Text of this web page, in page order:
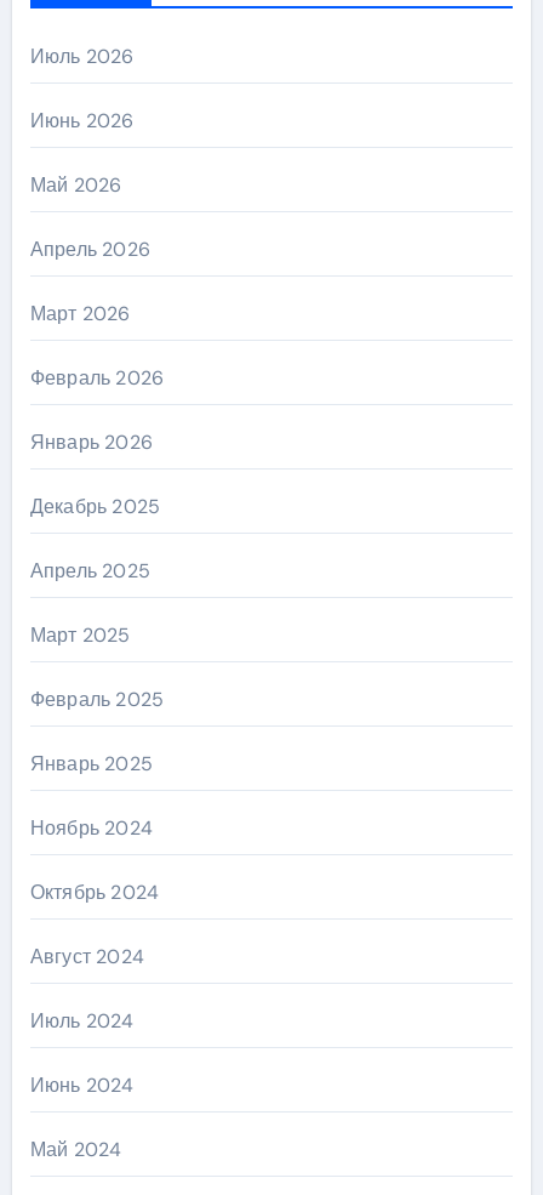
Июль 2026
Июнь 2026
Май 2026
Апрель 2026
Март 2026
Февраль 2026
Январь 2026
Декабрь 2025
Апрель 2025
Март 2025
Февраль 2025
Январь 2025
Ноябрь 2024
Октябрь 2024
Август 2024
Июль 2024
Июнь 2024
Май 2024